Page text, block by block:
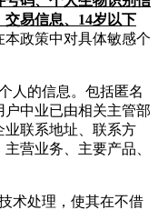
易信息、14岁以下
本政策中对具体敏感个
人的信息。包括匿名
中业已由相关主管部
业联系地址、联系方
营业务、主要产品、
术处理，使其在不借